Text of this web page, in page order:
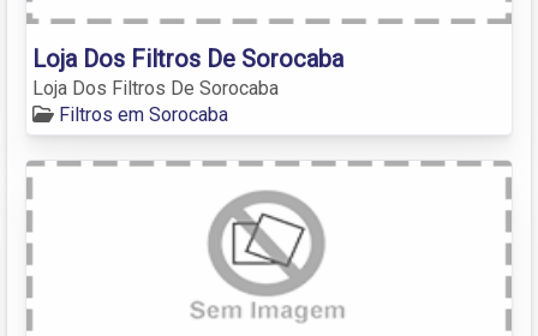
Loja Dos Filtros De Sorocaba
Loja Dos Filtros De Sorocaba
Filtros em Sorocaba